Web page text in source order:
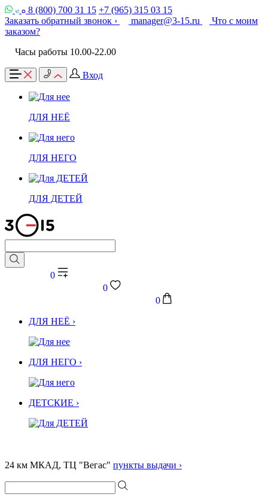
8 (800) 700 31 15 +7 (965) 315 03 15
Заказать обратный звонок ›
manager@3-15.ru
Что с моим
заказом?
Часы работы 10.00-22.00
Вход
ДЛЯ НЕЁ
ДЛЯ НЕГО
ДЛЯ ДЕТЕЙ
0
0
0
ДЛЯ НЕЁ ›
ДЛЯ НЕГО ›
ДЕТСКИЕ ›
24 км МКАД, ТЦ "Вегас" пункты выдачи ›